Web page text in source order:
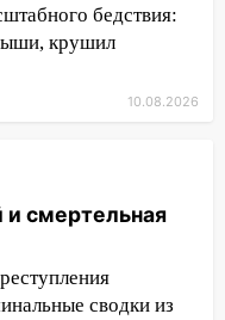
и
гороскоп
«нового»
«Вольво»
бедствия:
крушил
10.08.2026
смертельная
сводки из